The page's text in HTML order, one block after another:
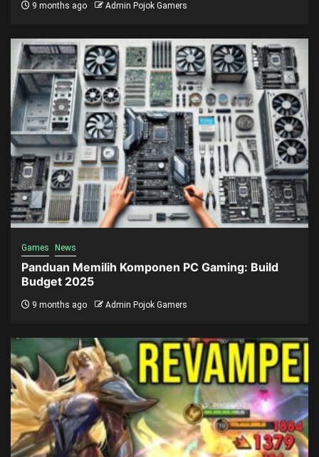
9 months ago Admin Pojok Gamers
Games News
Panduan Memilih Komponen PC Gaming: Build
Budget 2025
9 months ago Admin Pojok Gamers